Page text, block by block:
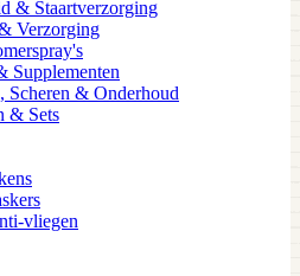
& Staartverzorging
Verzorging
Supplementen
Scheren & Onderhoud
& Sets
vliegen